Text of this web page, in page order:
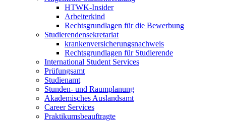
HTWK-Insider
Arbeiterkind
Rechtsgrundlagen für die Bewerbung
Studierendensekretariat
krankenversicherungsnachweis
Rechtsgrundlagen für Studierende
International Student Services
Prüfungsamt
Studienamt
Stunden- und Raumplanung
Akademisches Auslandsamt
Career Services
Praktikumsbeauftragte